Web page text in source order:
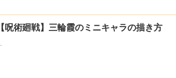
【呪術廻戦】三輪霞のミニキャラの描き方